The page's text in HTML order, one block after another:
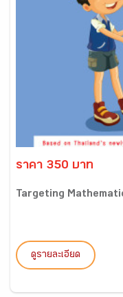
ราคา 350 บาท
Targeting
ดูรายละเอียด